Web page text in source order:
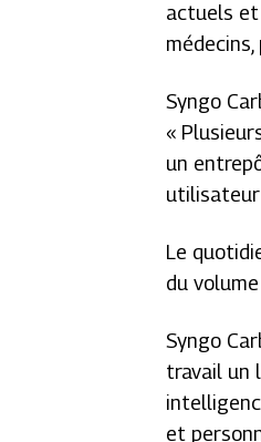
actuels et
Syngo
«
un
Le
du
Syngo
travail un
et